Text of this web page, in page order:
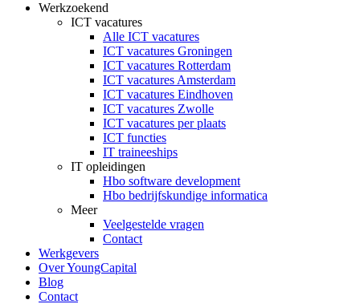
Werkzoekend
ICT vacatures
Alle ICT vacatures
ICT vacatures Groningen
ICT vacatures Rotterdam
ICT vacatures Amsterdam
ICT vacatures Eindhoven
ICT vacatures Zwolle
ICT vacatures per plaats
ICT functies
IT traineeships
IT opleidingen
Hbo software development
Hbo bedrijfskundige informatica
Meer
Veelgestelde vragen
Contact
Werkgevers
Over YoungCapital
Blog
Contact